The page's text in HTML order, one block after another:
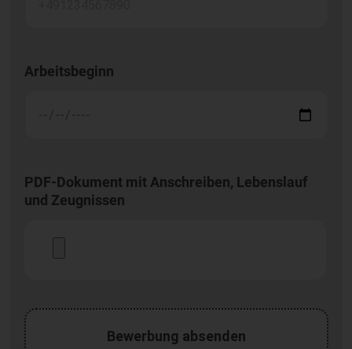
Arbeitsbeginn
PDF-Dokument mit Anschreiben, Lebenslauf
und Zeugnissen